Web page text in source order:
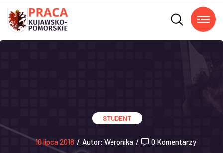
STUDENT
10 lipca 2018 / Autor: Weronika / 0 Komentarzy